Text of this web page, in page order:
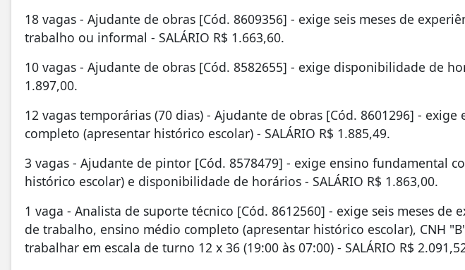
18 vagas - Ajudante de obras [Cód. 8609356] - exige seis meses de
trabalho ou informal - SALÁRIO R$ 1.663,60.
10 vagas - Ajudante de obras [Cód. 8582655] - exige disponibilidade de
1.897,00.
12 vagas temporárias (70 dias) - Ajudante de obras [Cód. 8601296] -
completo (apresentar histórico escolar) - SALÁRIO R$ 1.885,49.
3 vagas - Ajudante de pintor [Cód. 8578479] - exige ensino fundamental
histórico escolar) e disponibilidade de horários - SALÁRIO R$ 1.863,00.
1 vaga - Analista de suporte técnico [Cód. 8612560] - exige seis meses de
de trabalho, ensino médio completo (apresentar histórico escolar), CNH
trabalhar em escala de turno 12 x 36 (19:00 às 07:00) - SALÁRIO R$